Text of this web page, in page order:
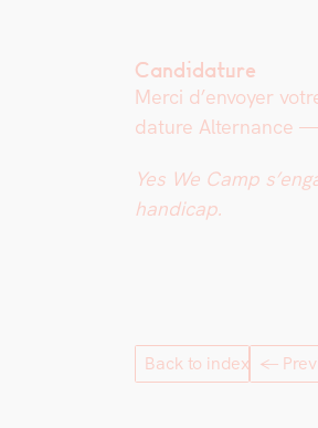
Candidature
Mer­ci d’en­voy­er
da­ture Alter­nance
Yes We Camp
hand­i­cap.
Back to index ←